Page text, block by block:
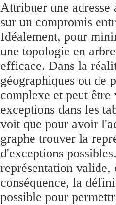
Attribuer une adresse
sur un compromis
Idéalement, pour
une topologie en
efficace. Dans la
géographiques ou de
complexe et peut
exceptions dans les
voit que pour avoir
graphe trouver la
d'exceptions
représentation valide,
conséquence, la
possible pour